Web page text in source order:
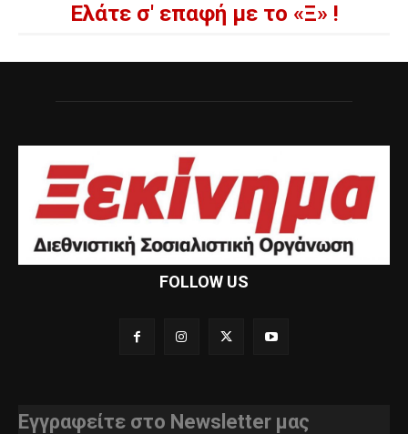
Ελάτε σ' επαφή με το «Ξ» !
FOLLOW US
Εγγραφείτε στο Newsletter μας